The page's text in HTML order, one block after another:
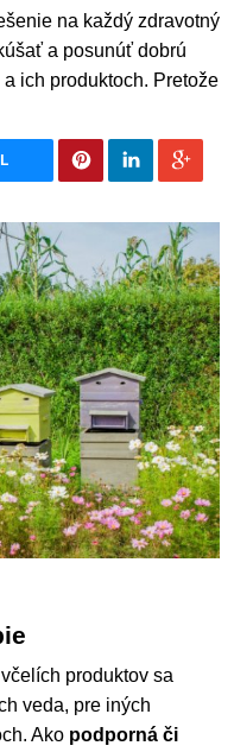
na každý zdravotný
a posunúť dobrú
ich produktoch. Pretože
produktov sa
veda, pre iných
Ako podporná či